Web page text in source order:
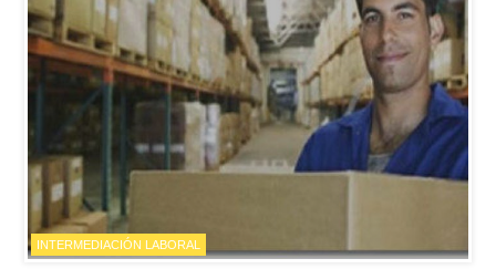
INTERMEDIACIÓN LABORAL